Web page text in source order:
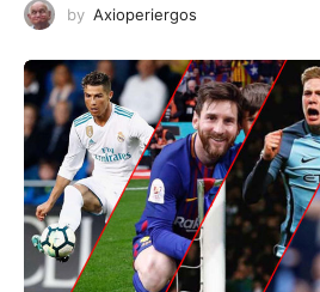
by Axioperiergos